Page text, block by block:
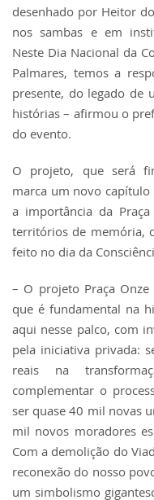
desenhado por Heitor
nos sambas e em
Neste Dia Nacional da
Palmares, temos a
presente, do legado de
histórias – afirmou o
do evento.
O projeto, que será
marca um novo
a importância da
territórios de memória,
feito no dia da
– O projeto Praça
que é fundamental na
aqui nesse palco, com
pela iniciativa privada:
reais na
complementar o
ser quase 40 mil novas
mil novos moradores
Com a demolição do
reconexão do nosso
um simbolismo